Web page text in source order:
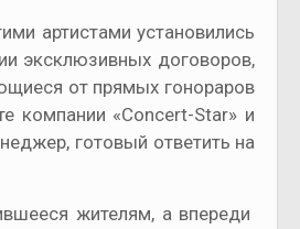
артистами установились
эксклюзивных договоров,
от прямых гонораров
компании «Concert-Star» и
готовый ответить на
жителям, а впереди